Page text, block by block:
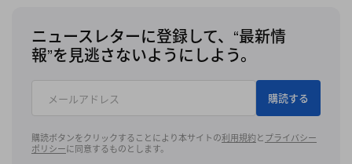
墨の黒が、静謐で奥行きのあるカラーパレットを構
成する。
ルックでは、〈Graphpaper〉らしいゆとりのある
シルエットをベースに、軽やかな素材使いと端正な
パターンメイキングが共存。リネンやキュプラ、シ
アサッカー、サテンといった春夏らしい素材を用い
ニュースレターに登録して、“最新情
報”を見逃さないようにしよう。
購読する
購読ボタンをクリックすることにより本サイトの利用規約とプライバシー
ポリシーに同意するものとします。